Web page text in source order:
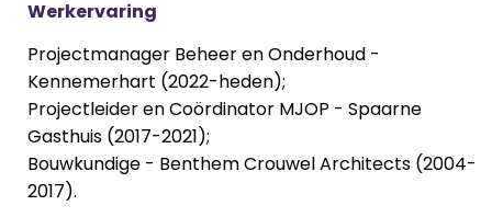
Werkervaring
Projectmanager Beheer en Onderhoud -
Kennemerhart (2022-heden);
Projectleider en Coördinator MJOP - Spaarne
Gasthuis (2017-2021);
Bouwkundige - Benthem Crouwel Architects (2004-
2017).